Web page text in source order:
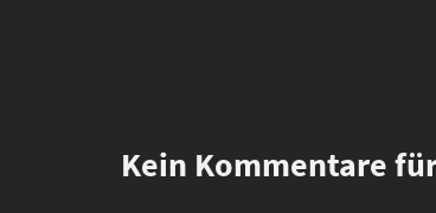
Kein Kommentare